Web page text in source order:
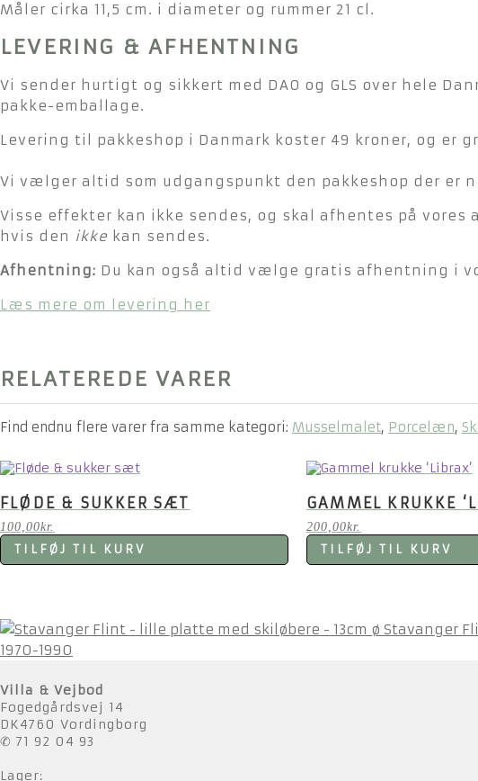
Måler cirka 11,5 cm. i diameter og rummer 21 cl.
LEVERING & AFHENTNING
Vi sender hurtigt og sikkert med DAO og GLS over hele
pakke-emballage.
Levering til pakkeshop i Danmark koster 49 kroner, og er
Vi vælger altid som udgangspunkt den pakkeshop der er
Visse effekter kan ikke sendes, og skal afhentes på
hvis den ikke kan sendes.
Afhentning: Du kan også altid vælge gratis afhentning i
Læs mere om levering her
RELATEREDE VARER
Find endnu flere varer fra samme kategori: Musselmalet, Porcelæn,
FLØDE & SUKKER SÆT
100,00kr.
TILFØJ TIL KURV
GAMMEL KRUKKE
200,00kr.
TILFØJ TIL KURV
Stavanger
1970-1990
Villa & Vejbod
Fogedgårdsvej 14
DK4760 Vordingborg
✆ 71 92 04 93
Lager: